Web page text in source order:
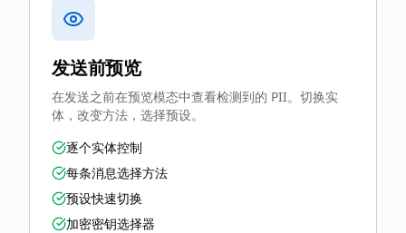
发送前预览
在发送之前在预览模态中查看检测到的 PII。切换实
体，改变方法，选择预设。
逐个实体控制
每条消息选择方法
预设快速切换
加密密钥选择器